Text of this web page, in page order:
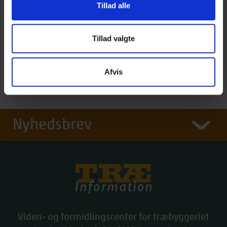
Tillad alle
Tillad valgte
Afvis
fra bøgerne
› Kort videoguide til hvordan du bruger TRÆindex
traeinfo@traeinfo.dk
Viden- og formidlingscenter for træbyggeriet
Nyhedsbrev